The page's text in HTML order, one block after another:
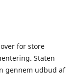
for store
Staten
gennem udbud af